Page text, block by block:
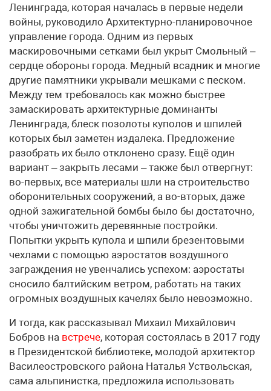
Ленинграда, которая началась в первые недели
войны, руководило Архитектурно-планировочное
управление города. Одним из первых
маскировочными сетками был укрыт Смольный –
сердце обороны города. Медный всадник и многие
другие памятники укрывали мешками с песком.
Между тем требовалось как можно быстрее
замаскировать архитектурные доминанты
Ленинграда, блеск позолоты куполов и шпилей
которых был заметен издалека. Предложение
разобрать их было отклонено сразу. Ещё один
вариант – закрыть лесами – также был отвергнут:
во-первых, все материалы шли на строительство
оборонительных сооружений, а во-вторых, даже
одной зажигательной бомбы было бы достаточно,
чтобы уничтожить деревянные постройки.
Попытки укрыть купола и шпили брезентовыми
чехлами с помощью аэростатов воздушного
заграждения не увенчались успехом: аэростаты
сносило балтийским ветром, работать на таких
огромных воздушных качелях было невозможно.
И тогда, как рассказывал Михаил Михайлович
Бобров на встрече, которая состоялась в 2017 году
в Президентской библиотеке, молодой архитектор
Василеостровского района Наталья Уствольская,
сама альпинистка, предложила использовать